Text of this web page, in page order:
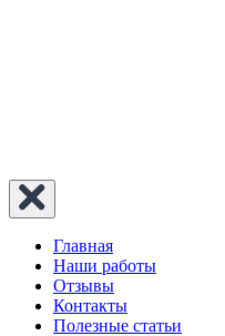
Главная
Наши работы
Отзывы
Контакты
Полезные статьи